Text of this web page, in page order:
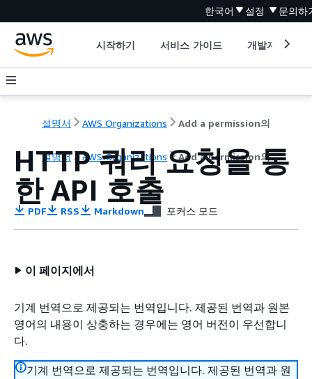
한국어 설정 문의하
시작하기 서비스 가이드 개발자 도구
설명서 AWS Organizations Add a permission의
설명서 AWS Organizations Add a permission의
HTTP 쿼리 요청을 통
한 API 호출
PDF RSS Markdown 포커스 모드
이 페이지에서
기계 번역으로 제공되는 번역입니다. 제공된 번역과 원본
영어의 내용이 상충하는 경우에는 영어 버전이 우선합니
다.
기계 번역으로 제공되는 번역입니다. 제공된 번역과 원